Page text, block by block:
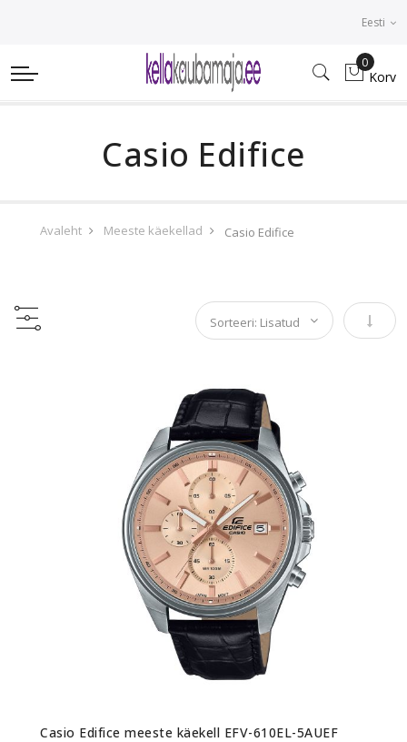
Eesti
Korv
0
Casio Edifice
Avaleht Meeste käekellad Casio Edifice
Casio Edifice meeste käekell EFV-610EL-5AUEF